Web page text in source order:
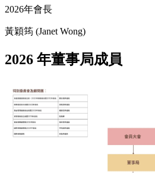
2026年會長
黃穎筠 (Janet Wong)
2026 年董事局成員